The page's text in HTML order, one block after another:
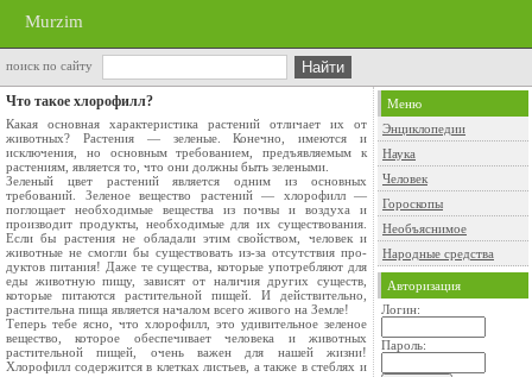
Murzim
поиск по сайту
Что такое хлорофилл?
Какая основная характеристика растений отли­чает их от
животных? Растения — зеленые. Ко­нечно, имеются и
исключения, но основным тре­бованием, предъявляемым к
растениям, является то, что они должны быть зелеными.
Зеленый цвет растений является одним из ос­новных
требований. Зеленое вещество растений — хлорофилл —
поглощает необходимые вещества из почвы и воздуха и
производит продукты, необ­ходимые для их существования.
Если бы растения не обладали этим свойством, человек и
животные не смогли бы существовать из-за отсутствия про­
дуктов питания! Даже те существа, которые упот­ребляют для
еды животную пищу, зависят от на­личия других существ,
которые питаются растительной пищей. И действительно,
растительна пища является началом всего живого на Земле!
Теперь тебе ясно, что хлорофилл, это удиви­тельное зеленое
вещество, которое обеспечивает человека и животных
растительной пищей, очень важен для нашей жизни!
Хлорофилл содержится в клетках листьев, а также в стеблях и
Меню
Энциклопедии
Наука
Человек
Гороскопы
Необъяснимое
Народные средства
Авторизация
Логин:
Пароль: